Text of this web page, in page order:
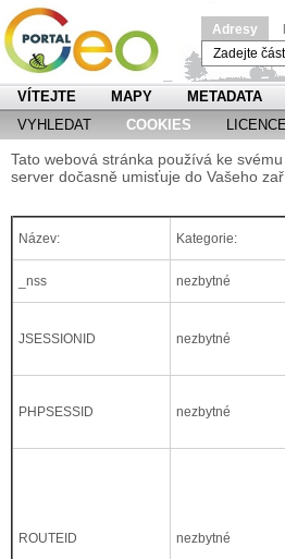
Adresy
VÍTEJTE MAPY METADATA
VYHLEDAT
COOKIES LICENCE
Tato webová stránka používá ke
server dočasně umisťuje do Vašeho
Název: Kategorie:
_nss nezbytné
JSESSIONID nezbytné
PHPSESSID nezbytné
ROUTEID nezbytné